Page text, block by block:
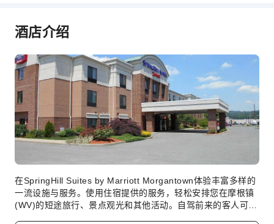
酒店介绍
在SpringHill Suites by Marriott Morgantown体验丰富多样的
一流设施与服务。使用住宿提供的服务，轻松安排您在摩根镇
(WV)的短途旅行、景点观光和其他活动。自驾前来的客人可享